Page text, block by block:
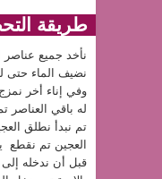
طريقة
نأخد جميع عناصر
نضيف الماء
وفي إناء أخر
له باقي العناصر
تم نبدأ نطلق
العجين تم نقطع
قبل أن ندخله